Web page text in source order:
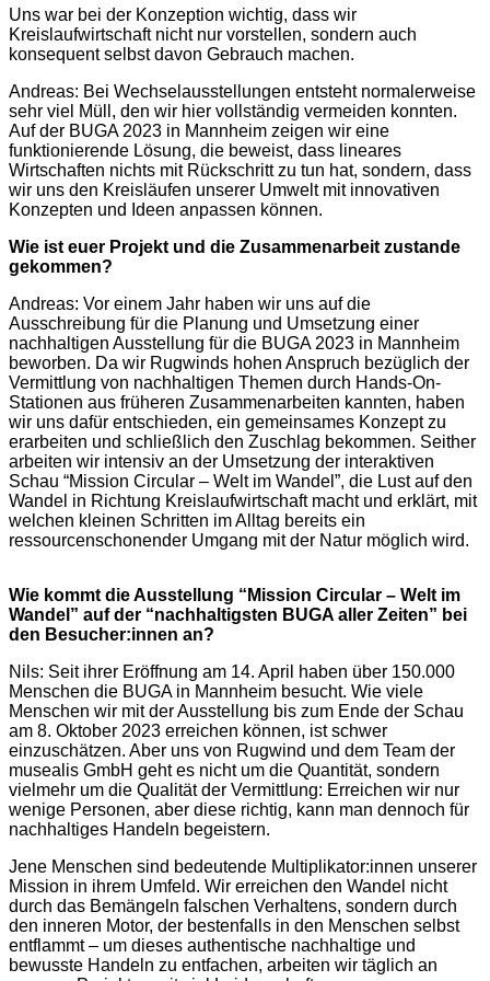
Uns war bei der Konzeption wichtig, dass wir
Kreislaufwirtschaft nicht nur vorstellen, sondern auch
konsequent selbst davon Gebrauch machen.
Andreas: Bei Wechselausstellungen entsteht normalerweise
sehr viel Müll, den wir hier vollständig vermeiden konnten.
Auf der BUGA 2023 in Mannheim zeigen wir eine
funktionierende Lösung, die beweist, dass lineares
Wirtschaften nichts mit Rückschritt zu tun hat, sondern, dass
wir uns den Kreisläufen unserer Umwelt mit innovativen
Konzepten und Ideen anpassen können.
Wie ist euer Projekt und die Zusammenarbeit zustande
gekommen?
Andreas: Vor einem Jahr haben wir uns auf die
Ausschreibung für die Planung und Umsetzung einer
nachhaltigen Ausstellung für die BUGA 2023 in Mannheim
beworben. Da wir Rugwinds hohen Anspruch bezüglich der
Vermittlung von nachhaltigen Themen durch Hands-On-
Stationen aus früheren Zusammenarbeiten kannten, haben
wir uns dafür entschieden, ein gemeinsames Konzept zu
erarbeiten und schließlich den Zuschlag bekommen. Seither
arbeiten wir intensiv an der Umsetzung der interaktiven
Schau “Mission Circular – Welt im Wandel”, die Lust auf den
Wandel in Richtung Kreislaufwirtschaft macht und erklärt, mit
welchen kleinen Schritten im Alltag bereits ein
ressourcenschonender Umgang mit der Natur möglich wird.
Wie kommt die Ausstellung “Mission Circular – Welt im
Wandel” auf der “nachhaltigsten BUGA aller Zeiten” bei
den Besucher:innen an?
Nils: Seit ihrer Eröffnung am 14. April haben über 150.000
Menschen die BUGA in Mannheim besucht. Wie viele
Menschen wir mit der Ausstellung bis zum Ende der Schau
am 8. Oktober 2023 erreichen können, ist schwer
einzuschätzen. Aber uns von Rugwind und dem Team der
musealis GmbH geht es nicht um die Quantität, sondern
vielmehr um die Qualität der Vermittlung: Erreichen wir nur
wenige Personen, aber diese richtig, kann man dennoch für
nachhaltiges Handeln begeistern.
Jene Menschen sind bedeutende Multiplikator:innen unserer
Mission in ihrem Umfeld. Wir erreichen den Wandel nicht
durch das Bemängeln falschen Verhaltens, sondern durch
den inneren Motor, der bestenfalls in den Menschen selbst
entflammt – um dieses authentische nachhaltige und
bewusste Handeln zu entfachen, arbeiten wir täglich an